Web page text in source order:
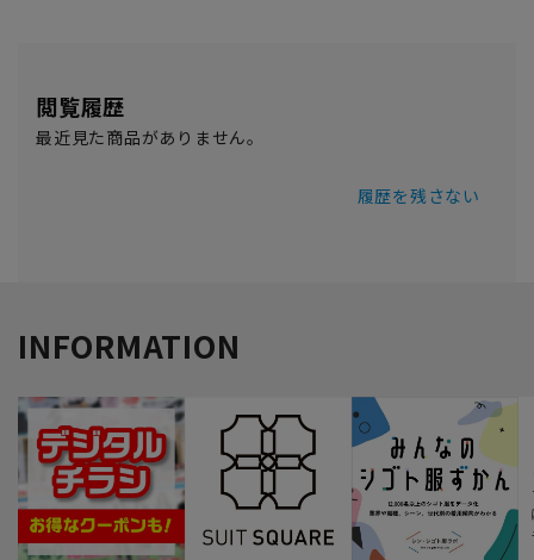
閲覧履歴
最近見た商品がありません。
履歴を残さない
INFORMATION